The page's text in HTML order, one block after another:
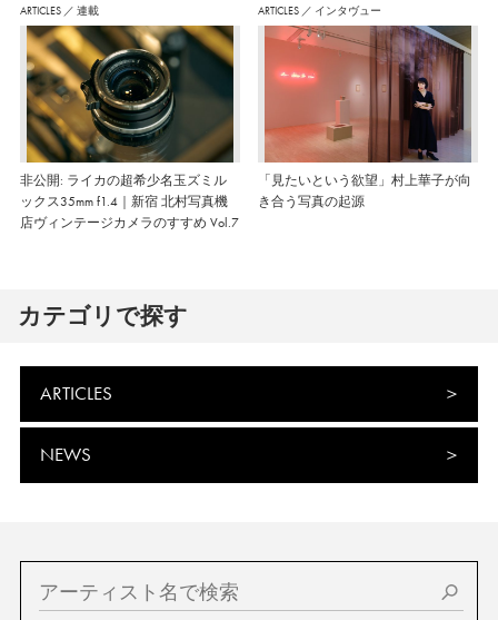
ARTICLES ／ 連載
非公開: ライカの超希少名玉ズミル
ックス35mm f1.4｜新宿 北村写真機
店ヴィンテージカメラのすすめ Vol.7
ARTICLES ／ インタヴュー
「見たいという欲望」村上華子が向
き合う写真の起源
カテゴリで探す
ARTICLES
NEWS